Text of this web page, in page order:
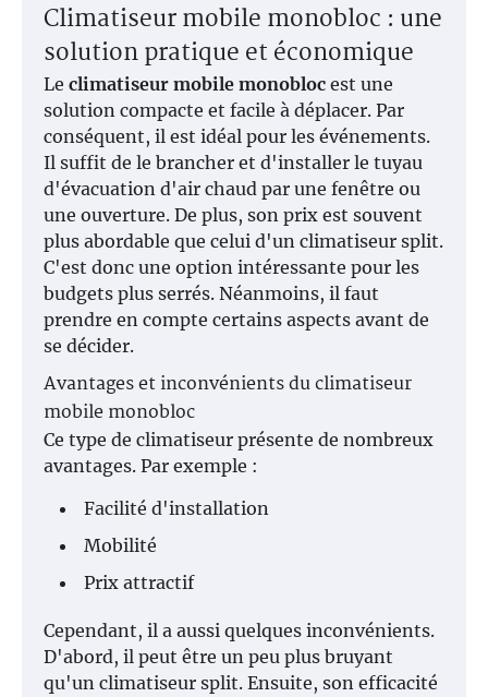
Climatiseur mobile monobloc : une
solution pratique et économique
Le climatiseur mobile monobloc est une
solution compacte et facile à déplacer. Par
conséquent, il est idéal pour les événements.
Il suffit de le brancher et d'installer le tuyau
d'évacuation d'air chaud par une fenêtre ou
une ouverture. De plus, son prix est souvent
plus abordable que celui d'un climatiseur split.
C'est donc une option intéressante pour les
budgets plus serrés. Néanmoins, il faut
prendre en compte certains aspects avant de
se décider.
Avantages et inconvénients du climatiseur
mobile monobloc
Ce type de climatiseur présente de nombreux
avantages. Par exemple :
Facilité d'installation
Mobilité
Prix attractif
Cependant, il a aussi quelques inconvénients.
D'abord, il peut être un peu plus bruyant
qu'un climatiseur split. Ensuite, son efficacité